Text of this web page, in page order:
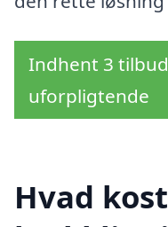
Indhent 3
uforpligtende
Hvad